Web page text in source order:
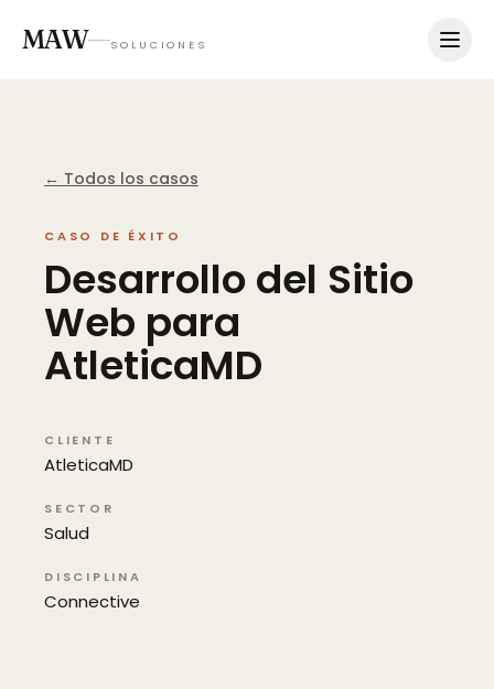
MAW SOLUCIONES
← Todos los casos
CASO DE ÉXITO
Desarrollodel Sitio
Web para
AtleticaMD
CLIENTE
AtleticaMD
SECTOR
Salud
DISCIPLINA
Connective